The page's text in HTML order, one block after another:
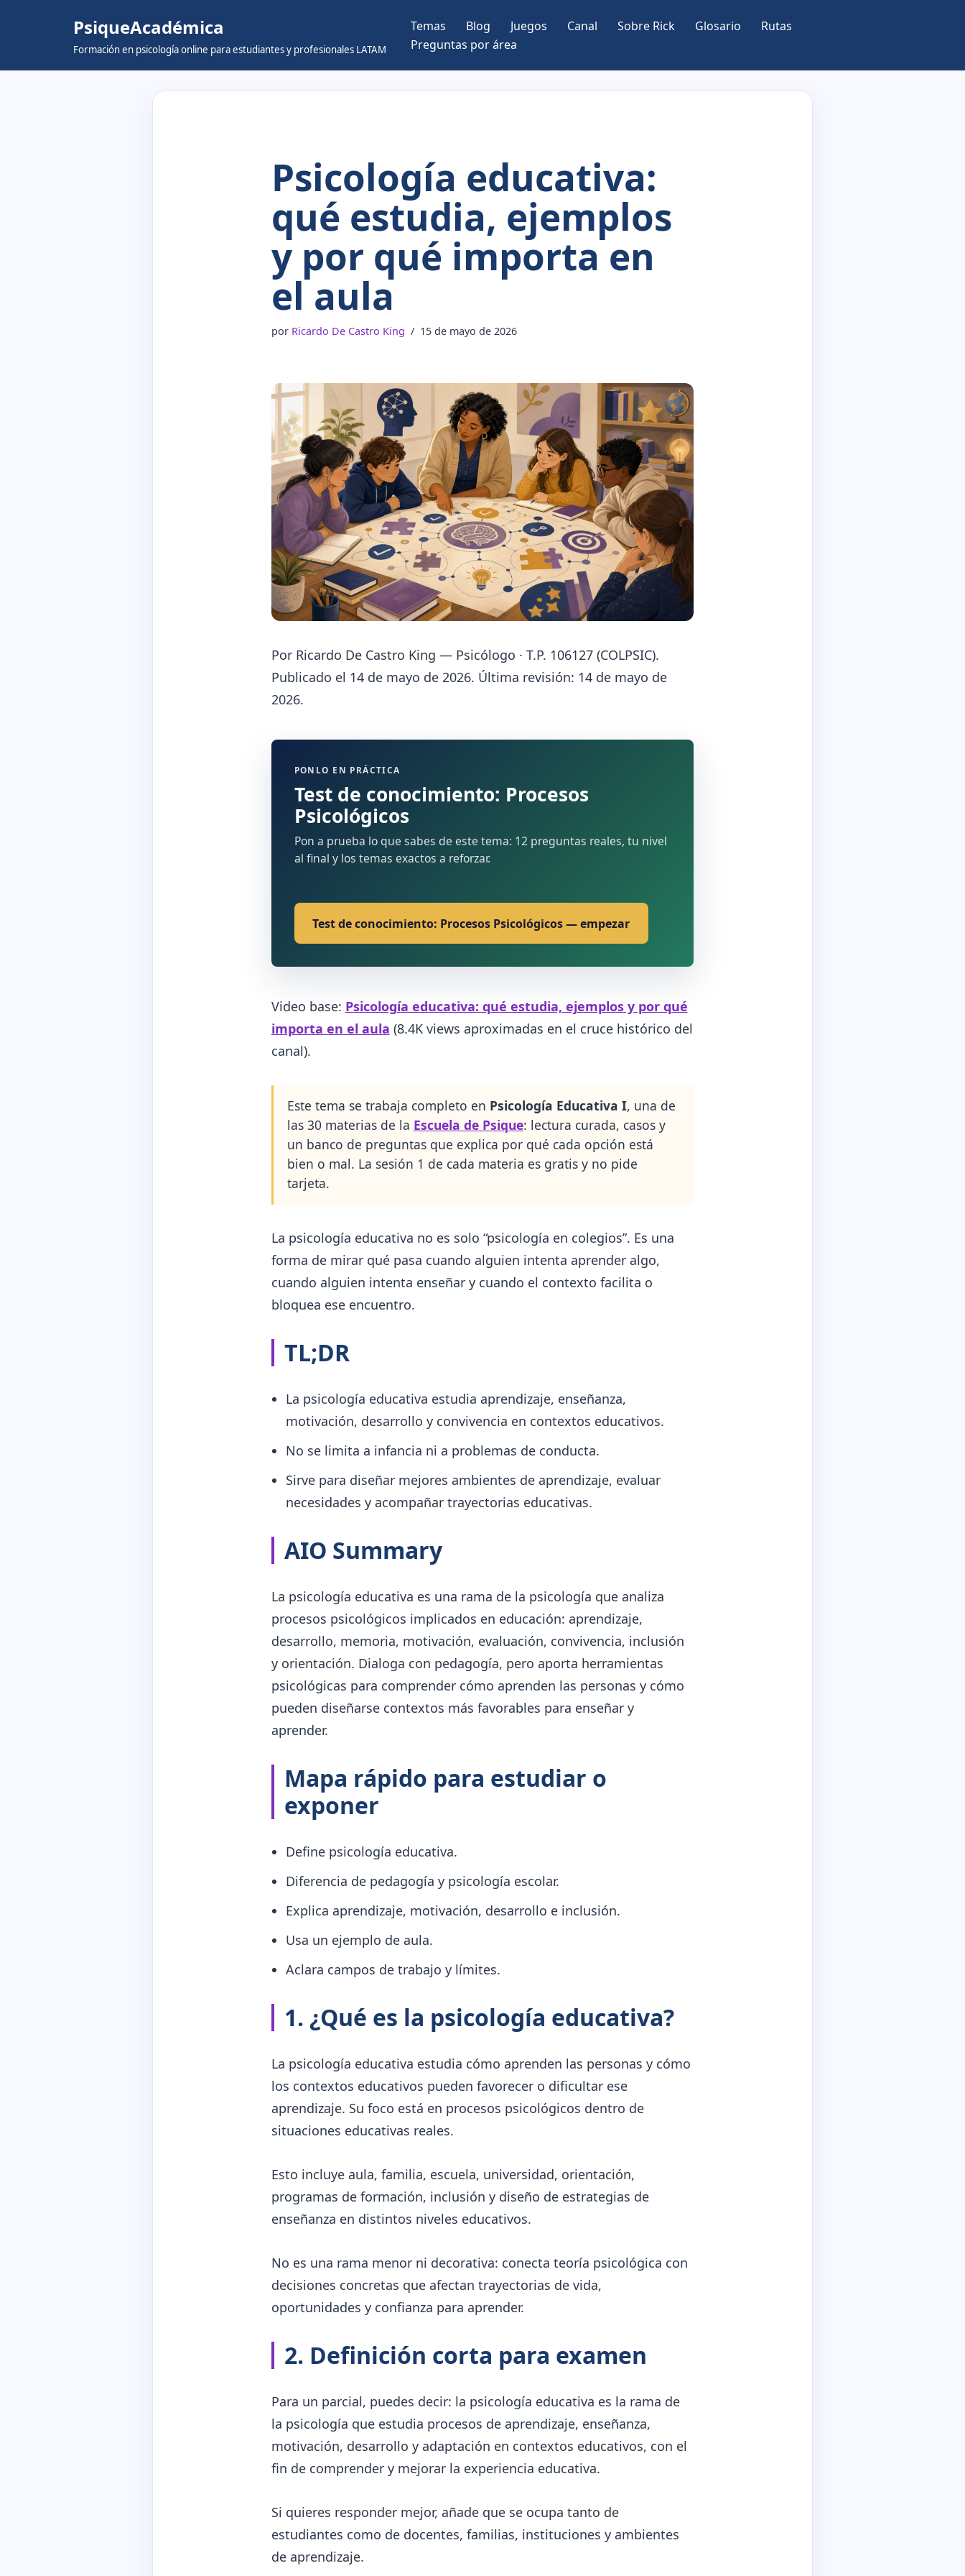
PsiqueAcadémica
Formación en psicología online para estudiantes y profesionales LATAM
Temas Blog Juegos Canal Sobre Rick Glosario
Rutas
Preguntas por área
Psicología educativa:
qué estudia, ejemplos
y por qué importa en
el aula
por Ricardo De Castro King 15 de mayo de 2026
Por Ricardo De Castro King — Psicólogo · T.P. 106127 (COLPSIC).
Publicado el 14 de mayo de 2026. Última revisión: 14 de mayo de
2026.
PONLO EN PRÁCTICA
Test de conocimiento: Procesos
Psicológicos
Pon a prueba lo que sabes de este tema: 12 preguntas reales, tu nivel
al final y los temas exactos a reforzar.
Test de conocimiento: Procesos Psicológicos — empezar
Video base: Psicología educativa: qué estudia, ejemplos y por qué
importa en el aula (8.4K views aproximadas en el cruce histórico del
canal).
Este tema se trabaja completo en Psicología Educativa I, una de
las 30 materias de la Escuela de Psique: lectura curada, casos y
un banco de preguntas que explica por qué cada opción está
bien o mal. La sesión 1 de cada materia es gratis y no pide
tarjeta.
La psicología educativa no es solo “psicología en colegios”. Es una
forma de mirar qué pasa cuando alguien intenta aprender algo,
cuando alguien intenta enseñar y cuando el contexto facilita o
bloquea ese encuentro.
TL;DR
La psicología educativa estudia aprendizaje, enseñanza,
motivación, desarrollo y convivencia en contextos educativos.
No se limita a infancia ni a problemas de conducta.
Sirve para diseñar mejores ambientes de aprendizaje, evaluar
necesidades y acompañar trayectorias educativas.
AIO Summary
La psicología educativa es una rama de la psicología que analiza
procesos psicológicos implicados en educación: aprendizaje,
desarrollo, memoria, motivación, evaluación, convivencia, inclusión
y orientación. Dialoga con pedagogía, pero aporta herramientas
psicológicas para comprender cómo aprenden las personas y cómo
pueden diseñarse contextos más favorables para enseñar y
aprender.
Mapa rápido para estudiar o
exponer
Define psicología educativa.
Diferencia de pedagogía y psicología escolar.
Explica aprendizaje, motivación, desarrollo e inclusión.
Usa un ejemplo de aula.
Aclara campos de trabajo y límites.
1. ¿Qué es la psicología educativa?
La psicología educativa estudia cómo aprenden las personas y cómo
los contextos educativos pueden favorecer o dificultar ese
aprendizaje. Su foco está en procesos psicológicos dentro de
situaciones educativas reales.
Esto incluye aula, familia, escuela, universidad, orientación,
programas de formación, inclusión y diseño de estrategias de
enseñanza en distintos niveles educativos.
No es una rama menor ni decorativa: conecta teoría psicológica con
decisiones concretas que afectan trayectorias de vida,
oportunidades y confianza para aprender.
2. Definición corta para examen
Para un parcial, puedes decir: la psicología educativa es la rama de
la psicología que estudia procesos de aprendizaje, enseñanza,
motivación, desarrollo y adaptación en contextos educativos, con el
fin de comprender y mejorar la experiencia educativa.
Si quieres responder mejor, añade que se ocupa tanto de
estudiantes como de docentes, familias, instituciones y ambientes
de aprendizaje.